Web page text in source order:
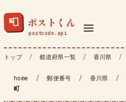
📮 ポストくん
トップ 都道府県一覧 香川県
home / 郵便番号 / 香川県 /
町